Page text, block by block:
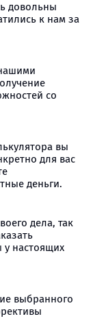
довольны
к нам за
со
вы
для вас
деньги.
дела, так
у настоящих
выбранного